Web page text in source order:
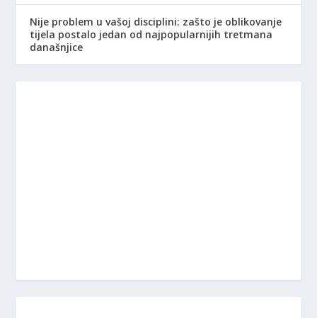
Nije problem u vašoj disciplini: zašto je oblikovanje
tijela postalo jedan od najpopularnijih tretmana
današnjice